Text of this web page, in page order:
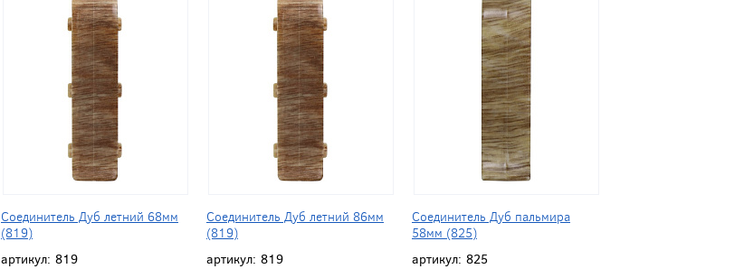
Соединитель Дуб летний 68мм
(819)
артикул: 819
Соединитель Дуб летний 86мм
(819)
артикул: 819
Соединитель Дуб пальмира
58мм (825)
артикул: 825